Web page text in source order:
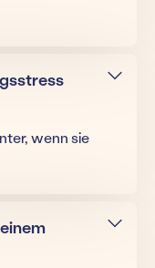
wenn sie